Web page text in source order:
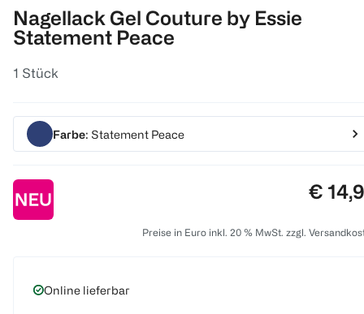
Nagellack Gel Couture by Essie
Statement Peace
1 Stück
Farbe: Statement Peace
Preis:
€
Preise in Euro inkl. 20 % MwSt. zzgl.
Online lieferbar